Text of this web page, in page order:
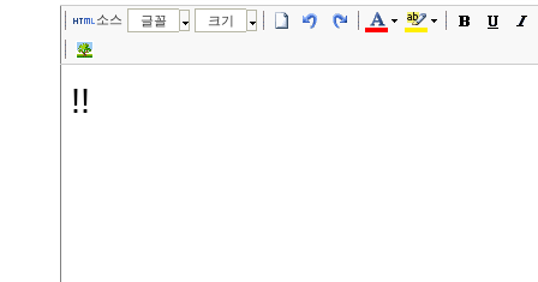
소스 글꼴 크기